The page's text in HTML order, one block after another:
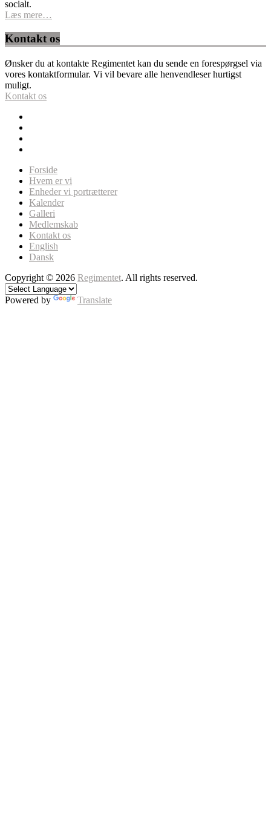
socialt.
Læs mere…
Kontakt os
Ønsker du at kontakte Regimentet kan du sende en forespørgsel via
vores kontaktformular. Vi vil bevare alle henvendleser hurtigst
muligt.
Kontakt os
Forside
Hvem er vi
Enheder vi portrætterer
Kalender
Galleri
Medlemskab
Kontakt os
English
Dansk
Copyright © 2026 Regimentet. All rights reserved.
Powered by Translate